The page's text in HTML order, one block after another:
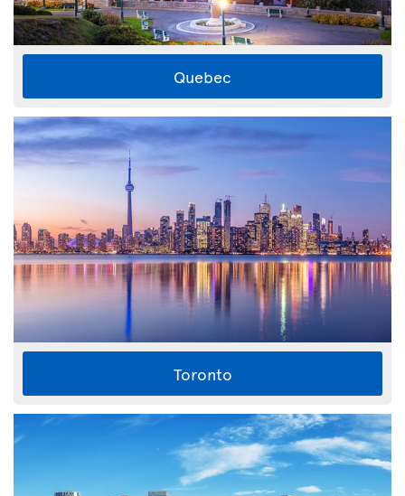
Quebec
Toronto